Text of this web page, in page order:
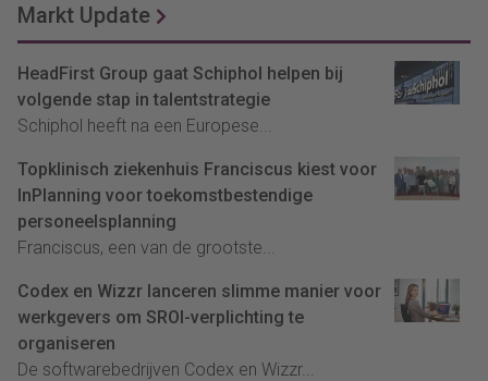
Markt Update
HeadFirst Group gaat Schiphol helpen bij
volgende stap in talentstrategie
Schiphol heeft na een Europese...
Topklinisch ziekenhuis Franciscus kiest voor
InPlanning voor toekomstbestendige
personeelsplanning
Franciscus, een van de grootste...
Codex en Wizzr lanceren slimme manier voor
werkgevers om SROI-verplichting te
organiseren
De softwarebedrijven Codex en Wizzr...